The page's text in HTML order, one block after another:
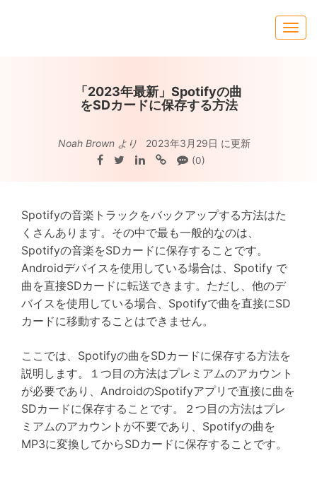
「2023年最新」Spotifyの曲
をSDカードに保存する方法
Noah Brown より 2023年3月29日 に更新
(0)
Spotifyの音楽トラックをバックアップする方法はた
くさんあります。その中で最も一般的なのは、
Spotifyの音楽をSDカードに保存することです。
Androidデバイスを使用している場合は、Spotify で
曲を直接SDカードに転送できます。ただし、他のデ
バイスを使用している場合、Spotifyで曲を直接にSD
カードに移動することはできません。
ここでは、Spotifyの曲をSDカードに保存する方法を
説明します。１つ目の方法はプレミアムのアカウント
が必要であり、AndroidのSpotifyアプリで直接に曲を
SDカードに保存することです。２つ目の方法はプレ
ミアムのアカウントが不要であり、Spotifyの曲を
MP3に変換してからSDカードに保存することです。